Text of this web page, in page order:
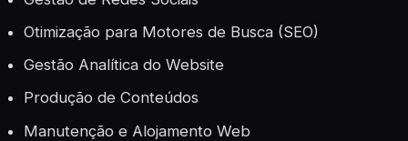
Otimização para Motores de Busca (SEO)
Gestão Analítica do Website
Produção de Conteúdos
Manutenção e Alojamento Web